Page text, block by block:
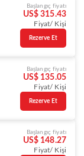
Başlangıç fiyatı
US$ 315.43
Fiyat/ Kişi
Rezerve Et
Başlangıç fiyatı
US$ 135.05
Fiyat/ Kişi
Rezerve Et
Başlangıç fiyatı
US$ 148.27
Fiyat/ Kişi